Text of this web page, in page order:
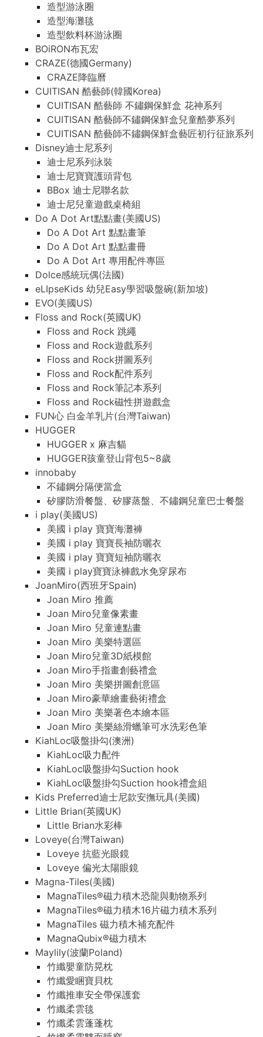
造型游泳圈
造型海灘毯
造型飲料杯游泳圈
BOiRON布瓦宏
CRAZE(德國Germany)
CRAZE降臨曆
CUITISAN 酷藝師(韓國Korea)
CUITISAN 酷藝師 不鏽鋼保鮮盒 花神系列
CUITISAN 酷藝師不鏽鋼保鮮盒兒童酷夢系列
CUITISAN 酷藝師不鏽鋼保鮮盒藝匠初行征旅系列
Disney迪士尼系列
迪士尼系列泳裝
迪士尼寶寶護頭背包
BBox 迪士尼聯名款
迪士尼兒童遊戲桌椅組
Do A Dot Art點點畫(美國US)
Do A Dot Art 點點畫筆
Do A Dot Art 點點畫冊
Do A Dot Art 專用配件專區
Dolce感統玩偶(法國)
eLIpseKids 幼兒Easy學習吸盤碗(新加坡)
EVO(美國US)
Floss and Rock(英國UK)
Floss and Rock 跳繩
Floss and Rock遊戲系列
Floss and Rock拼圖系列
Floss and Rock配件系列
Floss and Rock筆記本系列
Floss and Rock磁性拼遊戲盒
FUN心 白金羊乳片(台灣Taiwan)
HUGGER
HUGGER x 麻吉貓
HUGGER孩童登山背包5~8歲
innobaby
不鏽鋼分隔便當盒
矽膠防滑餐盤、矽膠蒸盤、不鏽鋼兒童巴士餐盤
i play(美國US)
美國 i play 寶寶海灘褲
美國 i play 寶寶長袖防曬衣
美國 i play 寶寶短袖防曬衣
美國 i play寶寶泳褲戲水免穿尿布
JoanMiro(西班牙Spain)
Joan Miro 推薦
Joan Miro兒童像素畫
Joan Miro 兒童連點畫
Joan Miro 美樂特選區
Joan Miro兒童3D紙模館
Joan Miro手指畫創藝禮盒
Joan Miro 美樂拼圖創意區
Joan Miro豪華繪畫藝術禮盒
Joan Miro 美樂著色本繪本區
Joan Miro 美樂絲滑蠟筆可水洗彩色筆
KiahLoc吸盤掛勾(澳洲)
KiahLoc吸力配件
KiahLoc吸盤掛勾Suction hook
KiahLoc吸盤掛勾Suction hook禮盒組
Kids Preferred迪士尼款安撫玩具(美國)
Little Brian(英國UK)
Little Brian水彩棒
Loveye(台灣Taiwan)
Loveye 抗藍光眼鏡
Loveye 偏光太陽眼鏡
Magna-Tiles(美國)
MagnaTiles®磁力積木恐龍與動物系列
MagnaTiles®磁力積木16片磁力積木系列
MagnaTiles 磁力積木補充配件
MagnaQubix®磁力積木
Maylily(波蘭Poland)
竹纖嬰童防晃枕
竹纖愛睏寶貝枕
竹纖推車安全帶保護套
竹纖柔雲毯
竹纖柔雲蓬蓬枕